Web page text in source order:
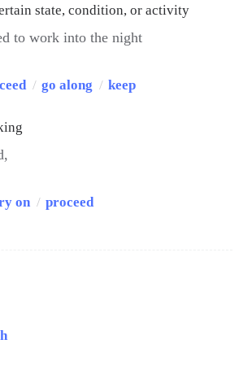
state, condition, or activity
to work into the night
/ go along / keep
on / proceed